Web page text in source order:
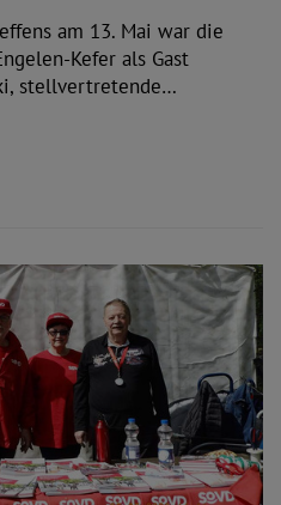
am 13. Mai war die
Kefer als Gast
stellvertretende…